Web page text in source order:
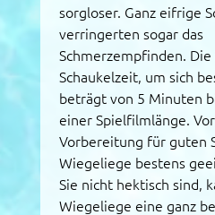
sorgloser. Ganz eifrige
verringerten sogar das
Schmerzempfinden.
Schaukelzeit, um sich
beträgt von 5 Minuten
einer Spielfilmlänge.
Vorbereitung für guten
Wiegeliege bestens
Sie nicht hektisch sind,
Wiegeliege eine ganz